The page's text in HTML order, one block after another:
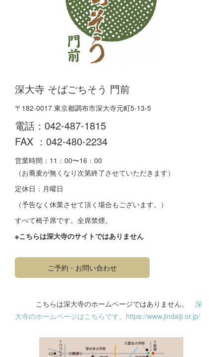
深大寺 そばごちそう 門前
〒182-0017 東京都調布市深大寺元町5-13-5
電話：042-487-1815
FAX ：042-480-2234
営業時間：11：00〜16：00
（お蕎麦が無くなり次第終了させていただきます）
定休日：月曜日
（予告なく休業させて頂く場合もございます。）
すべて椅子席です。全席禁煙。
※こちらは深大寺のサイトではありません
ご予約・お問い合わせ
こちらは深大寺のホームページではありません。 深
大寺のホームページはこちらです。 https://www.jindaiji.or.jp/